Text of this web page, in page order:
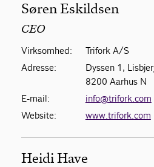
Søren Eskildsen
CEO
Virksomhed:
Trifork A/S
Adresse:
Dyssen 1,
8200 Aarhus N
E-mail:
info@trifork.com
Website:
www.trifork.com
Heidi Have